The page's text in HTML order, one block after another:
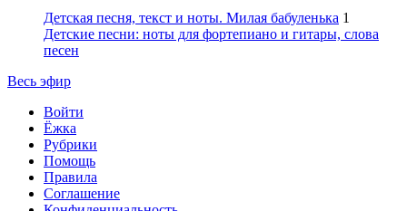
Детская песня, текст и ноты. Милая бабуленька 1
Детские песни: ноты для фортепиано и гитары, слова
песен
Весь эфир
Войти
Ёжка
Рубрики
Помощь
Правила
Соглашение